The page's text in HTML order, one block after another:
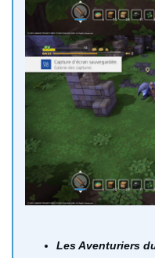
Les Aventuriers